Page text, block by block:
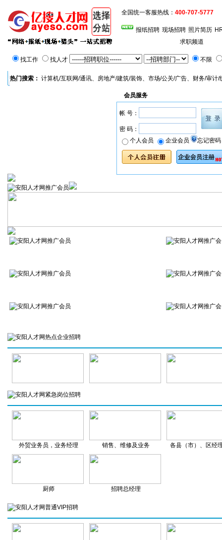
全国统一客服热线： 400-707-5777
报纸招聘 现场招聘 照片简历
求职频道
找工作 找人才 不限
热门搜索： 计算机/互联网/通讯、 房地产/建筑/装饰、 市场/公关/广告、 财务/审计/
会员服务
帐 号：
密 码：
个人会员
企业会员 忘记密码
外贸业务员，业务经理 销售、维修及业务 各县（市）、区经
厨师 招聘总经理